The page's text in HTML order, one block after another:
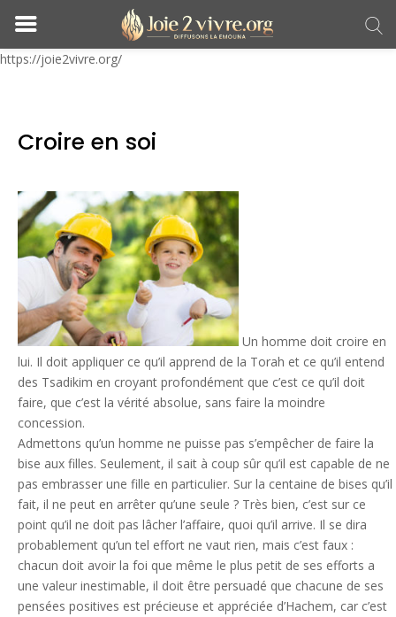
https://joie2vivre.org/
Croire en soi
Un homme doit croire en
lui. Il doit appliquer ce qu’il apprend de la Torah et ce qu’il entend
des Tsadikim en croyant profondément que c’est ce qu’il doit
faire, que c’est la vérité absolue, sans faire la moindre
concession.
Admettons qu’un homme ne puisse pas s’empêcher de faire la
bise aux filles. Seulement, il sait à coup sûr qu’il est capable de ne
pas embrasser une fille en particulier. Sur la centaine de bises qu’il
fait, il ne peut en arrêter qu’une seule ? Très bien, c’est sur ce
point qu’il ne doit pas lâcher l’affaire, quoi qu’il arrive. Il se dira
probablement qu’un tel effort ne vaut rien, mais c’est faux :
chacun doit avoir la foi que même le plus petit de ses efforts a
une valeur inestimable, il doit être persuadé que chacune de ses
pensées positives est précieuse et appréciée d’Hachem, car c’est